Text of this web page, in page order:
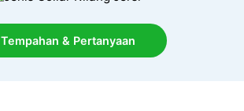
Tempahan & Pertanyaan